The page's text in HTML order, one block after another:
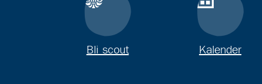
Bli scout Kalender